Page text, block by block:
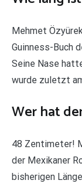
Mehmet
Guinness-Buch
Seine Nase
wurde zuletzt
Wer hat
48 Zentimeter!
der Mexikaner
bisherigen